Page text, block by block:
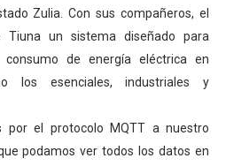
Zulia. Con sus compañeros, el
Tiuna un sistema diseñado para
de energía eléctrica en
los esenciales, industriales y
por el protocolo MQTT a nuestro
podamos ver todos los datos en